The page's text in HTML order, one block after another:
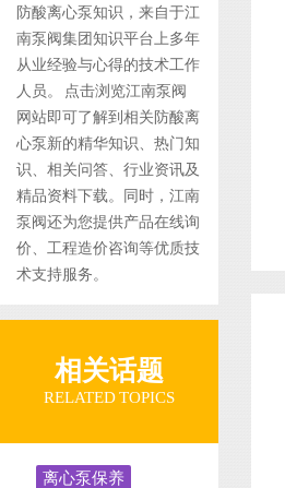
管道泵
液下泵
防酸离心泵知识，来自于江
南泵阀集团知识平台上多年
从业经验与心得的技术工作
人员。 点击浏览江南泵阀
网站即可了解到相关防酸离
心泵新的精华知识、热门知
识、相关问答、行业资讯及
精品资料下载。同时，江南
泵阀还为您提供产品在线询
价、工程造价咨询等优质技
术支持服务。
相关话题
RELATED TOPICS
离心泵保养